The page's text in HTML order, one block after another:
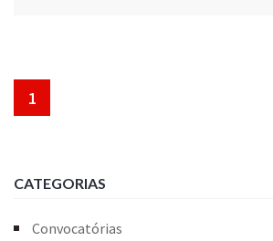
1
CATEGORIAS
Convocatórias